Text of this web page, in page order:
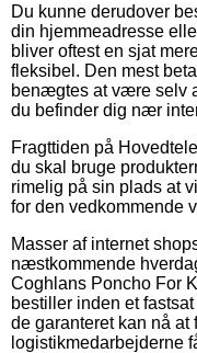
Du kunne derudover
din hjemmeadresse
bliver oftest en sjat
fleksibel. Den mest
benægtes at være selv
du befinder dig nær
Fragttiden på
du skal bruge
rimelig på sin plads at
for den vedkommende
Masser af internet
næstkommende
Coghlans Poncho For
bestiller inden et
de garanteret kan nå at
logistikmedarbejderne